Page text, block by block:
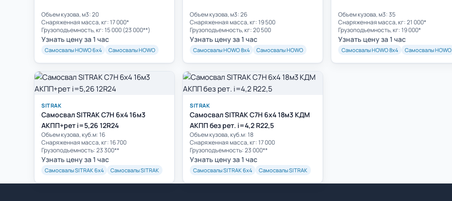
Объем кузова, м3: 20
Cнаряженная масса, кг: 17 000*
Грузоподъемность, кг: 15 000 (23 000**)
Узнать цену за 1 час
Самосвалы HOWO 6х4 Самосвалы HOWO
Объем кузова, м3: 26
Cнаряженная масса, кг: 19 500
Грузоподъемность, кг: 20 500
Узнать цену за 1 час
Самосвалы HOWO 8х4 Самосвалы HOWO
Объем кузова, м3: 35
Cнаряженная масса, кг: 21 000*
Грузоподъемность, кг: 19 000*
Узнать цену за 1 час
Самосвалы HOWO 8х4 Самосвалы HOWO
SITRAK
Самосвал SITRAK C7H 6x4 16м3
АКПП+рет i=5,26 12R24
Объем кузова, куб.м: 16
Cнаряженная масса, кг: 16 700
Грузоподъемность: 23 300**
Узнать цену за 1 час
Самосвалы SITRAK 6х4 Самосвалы SITRAK
SITRAK
Самосвал SITRAK C7H 6x4 18м3 КДМ
АКПП без рет. i=4,2 R22,5
Объем кузова, куб.м: 18
Cнаряженная масса, кг: 17 000
Грузоподъемность: 23 000**
Узнать цену за 1 час
Самосвалы SITRAK 6х4 Самосвалы SITRAK